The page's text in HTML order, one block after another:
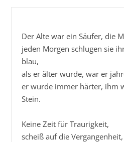
Der Alte war ein Säufer, die
jeden Morgen schlugen sie
blau,
als er älter wurde, war er
er wurde immer härter, ihm
Stein.
Keine Zeit für Traurigkeit,
scheiß auf die Vergangenheit,